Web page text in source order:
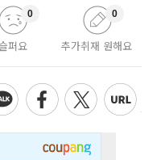
퍼요
0
추가취재 원해요
0